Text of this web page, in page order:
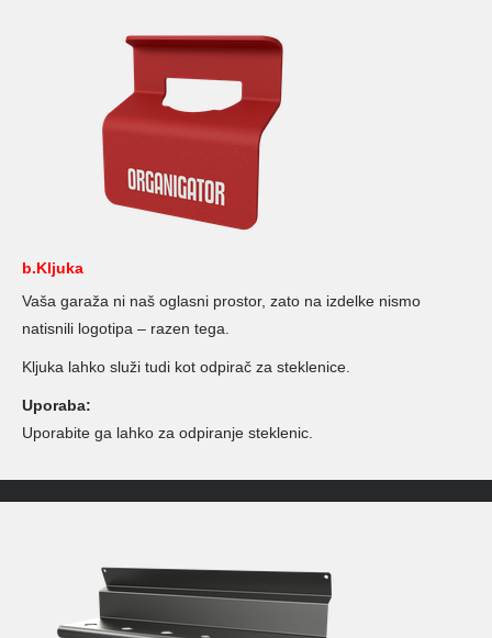
b.Kljuka
Vaša garaža ni naš oglasni prostor, zato na izdelke nismo
natisnili logotipa – razen tega.
Kljuka lahko služi tudi kot odpirač za steklenice.
Uporaba:
Uporabite ga lahko za odpiranje steklenic.